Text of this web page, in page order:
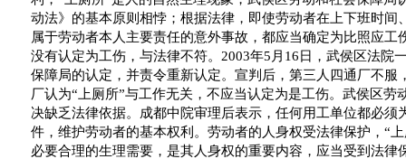
动法》的基本原则相悖；根据法律，即使劳动者在上下班时间
属于劳动者本人主要责任的意外事故，都应当确定为比照应工
没有认定为工伤，与法律不符。 2003年5 月 16 日 ，武侯区法院
保障局的认定，并责令重新认定。宣判后，第三人四通厂不服
厂认为“ 上厕所”与工作无关，不应当认定为是工伤。武侯区劳
决缺乏法律依据。成都中院审理后表示，任何用工单位都必须
件，维护劳动者的基本权利。劳动者的人身权受法律保护， “
必要合理的生理需要，是其人身权的重要内容，应当受到法律